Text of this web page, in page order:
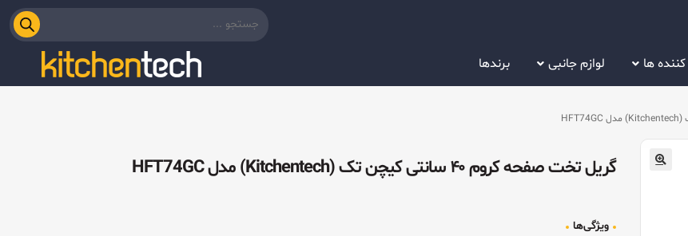
ها لوازم جانبی برندها
گریل تخت صفحه کروم ۴۰ سانتی کیچن تک (Kitchentech) مدل HFT74GC
ویژگی‌ها